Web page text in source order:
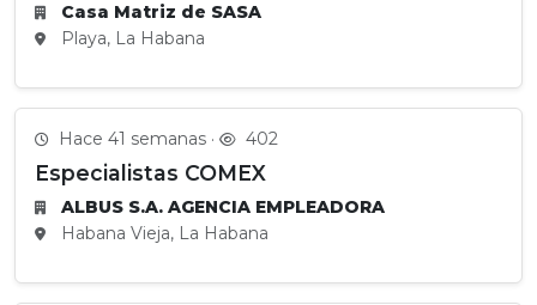
Casa Matriz de SASA
Playa, La Habana
Hace 41 semanas · 402
Especialistas COMEX
ALBUS S.A. AGENCIA EMPLEADORA
Habana Vieja, La Habana